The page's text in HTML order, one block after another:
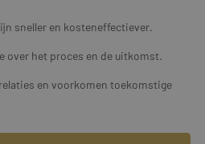
sneller en kosteneffectiever.
over het proces en de uitkomst.
en voorkomen toekomstige